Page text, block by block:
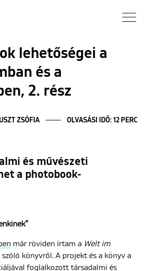
Hírek
Galéria
Rólunk
ENGLISH
lehetőségei a
és a
2. rész
ZSÓFIA OLVASÁSI IDŐ: 12 PERC
és művészeti
a photobook-
már röviden írtam a Welt im
könyvről. A projekt és a könyv a
foglalkozott társadalmi és